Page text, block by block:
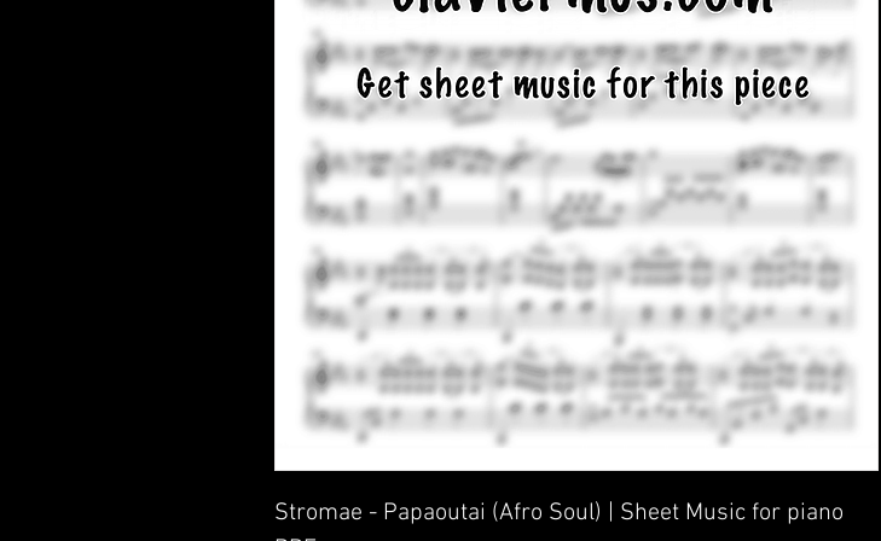
Stromae - Papaoutai (Afro Soul) | Sheet Music for piano